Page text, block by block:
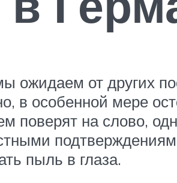
ожидаем от других
в особенной мере
поверят на слово,
пыль в глаза.